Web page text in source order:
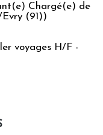
Chargé(e) de
(91))
voyages H/F -